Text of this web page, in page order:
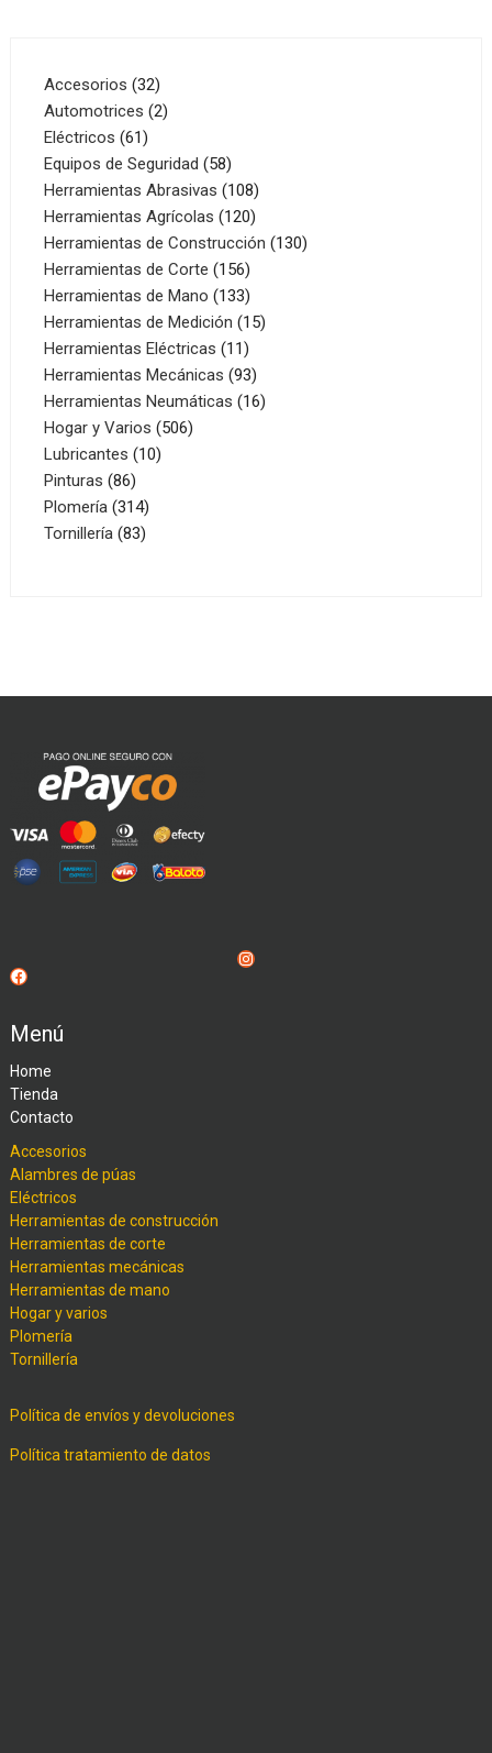
Accesorios 3232
productos
Automotrices 22
Eléctricos 6161
productos
Equipos de Seguridad 5858
productos
Herramientas Abrasivas 108108
productos
Herramientas Agrícolas 120120
productos
Herramientas de Construcción 130130
Herramientas de Corte 156156
productos
Herramientas de Mano 133133
productos
Herramientas de Medición 1515
Herramientas Eléctricas 1111
productos
Herramientas Mecánicas 9393
productos
Herramientas Neumáticas 1616
Hogar y Varios 506506
Lubricantes 1010
Pinturas 8686
productos
Plomería 314314
productos
Tornillería 8383
Instagram
Facebook
Menú
Home
Tienda
Contacto
Accesorios
Alambres de púas
Eléctricos
Herramientas de construcción
Herramientas de corte
Herramientas mecánicas
Herramientas de mano
Hogar y varios
Plomería
Tornillería
Política de envíos y devoluciones
Política tratamiento de datos